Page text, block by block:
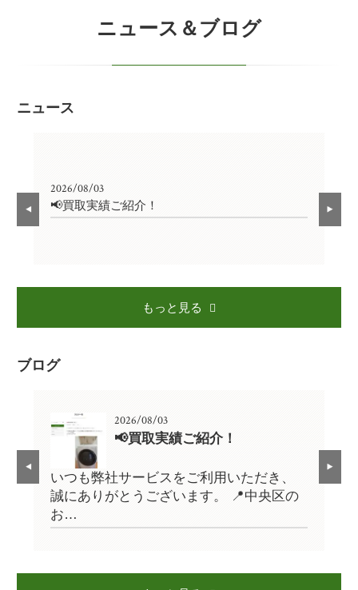
ニュース＆ブログ
ニュース
2026/08/03
📢買取実績ご紹介！
もっと見る
ブログ
2026/08/03
📢買取実績ご紹介！
いつも弊社サービスをご利用いただき、
誠にありがとうございます。 📍中央区の
お…